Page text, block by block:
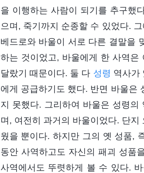
을 이행하는 사람이 되기를 추구했
으며, 죽기까지 순종할 수 있었다.
베드로와 바울이 서로 다른 결말을
하는 것이었고, 바울에게 한 사역은
달랐기 때문이다. 둘 다 성령 역사가
에게 공급하기도 했다. 반면 바울은
지 못했다. 그리하여 바울은 성령
며, 여전히 과거의 바울이었다. 단지
웠을 뿐이다. 하지만 그의 옛 성품,
동안 사역하고도 자신의 패괴 성품
사역에서도 뚜렷하게 볼 수 있다.